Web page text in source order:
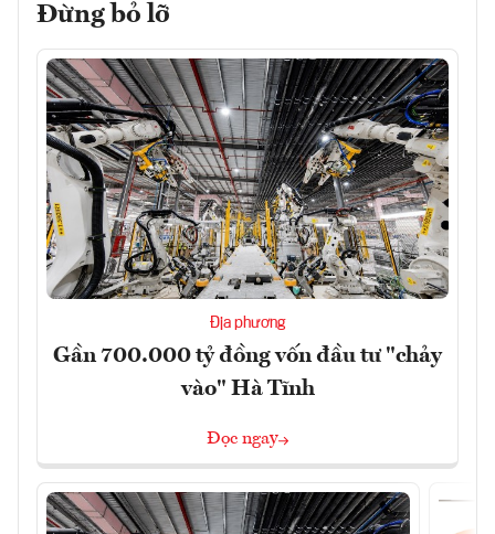
Đừng bỏ lỡ
Địa phương
Gần 700.000 tỷ đồng vốn đầu tư "chảy
vào" Hà Tĩnh
Đọc ngay